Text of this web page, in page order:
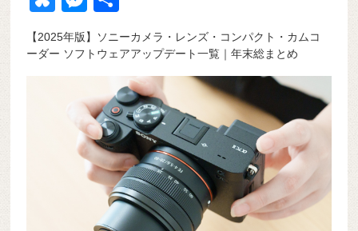
c
e
n
a
a
d
s
di
t
et
u
e
e
ss
n
g
er
【2025年版】ソニーカメラ・レンズ・コンパクト・カムコ
ーダー ソフトウェアアップデート一覧｜年末総まとめ